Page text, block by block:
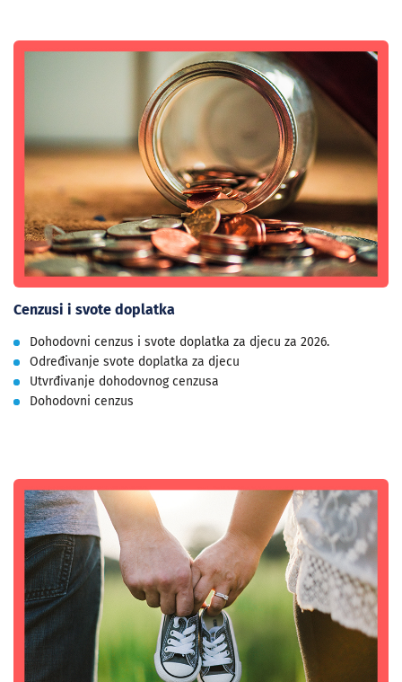
Cenzusi i svote doplatka
Dohodovni cenzus i svote doplatka za djecu za 2026.
Određivanje svote doplatka za djecu
Utvrđivanje dohodovnog cenzusa
Dohodovni cenzus